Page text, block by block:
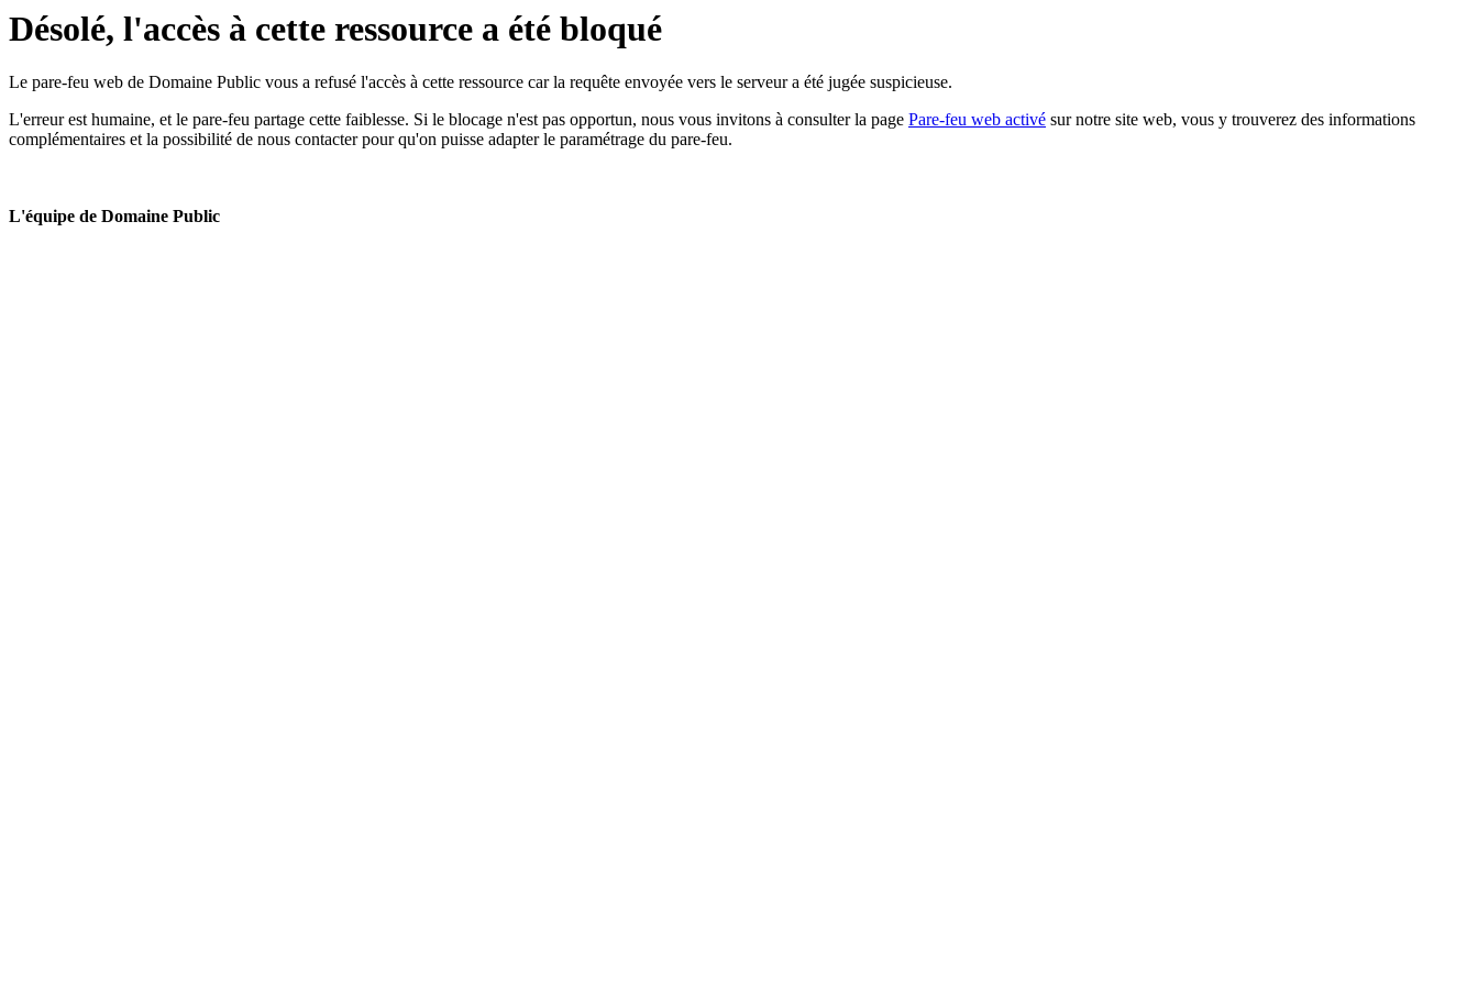
Désolé, l'accès à cette ressource a été bloqué
Le pare-feu web de Domaine Public vous a refusé l'accès à cette ressource car la requête envoyée vers le serveur a été jugée suspicieuse.
L'erreur est humaine, et le pare-feu partage cette faiblesse. Si le blocage n'est pas opportun, nous vous invitons à consulter la page Pare-feu web activé sur notre site web, vous y trouverez des informations
complémentaires et la possibilité de nous contacter pour qu'on puisse adapter le paramétrage du pare-feu.
L'équipe de Domaine Public